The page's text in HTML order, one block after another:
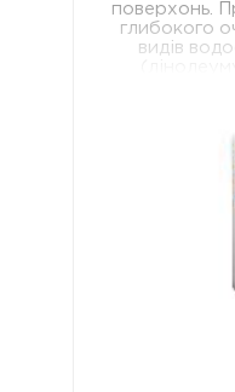
поверхонь.
глибокого
видів